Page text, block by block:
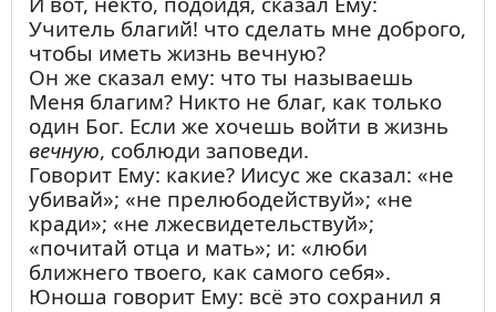
Регулярно.
Подумайте о людях, которым, может
быть, еще хуже, чем вам. Помогите им,
чем сможете. Просто так. Помогайте
тайно и никому об этом не говорите.
Будьте милостивы к людям и Бог будет
милостив к вам.
---
Но уходить из Церкви я тоже не хочу.
Что делать?
Учитель благий! что сделать мне доброго,
чтобы иметь жизнь вечную?
Он же сказал ему: что ты называешь
Меня благим? Никто не благ, как только
один Бог. Если же хочешь войти в жизнь
вечную, соблюди заповеди.
Говорит Ему: какие? Иисус же сказал: «не
убивай»; «не прелюбодействуй»; «не
кради»; «не лжесвидетельствуй»;
«почитай отца и мать»; и: «люби
ближнего твоего, как самого себя».
Юноша говорит Ему: всё это сохранил я